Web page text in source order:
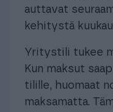
auttavat
kehitystä
Yritystili tukee
Kun maksut
tilille, huomaat
maksamatta.